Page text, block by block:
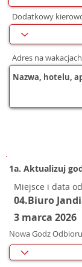
Dodatkowy
Adres na wakacjach
1a. Aktualizuj
Miejsce i data
04.Biuro
3 marca 2026
Nowa Godz Odbioru